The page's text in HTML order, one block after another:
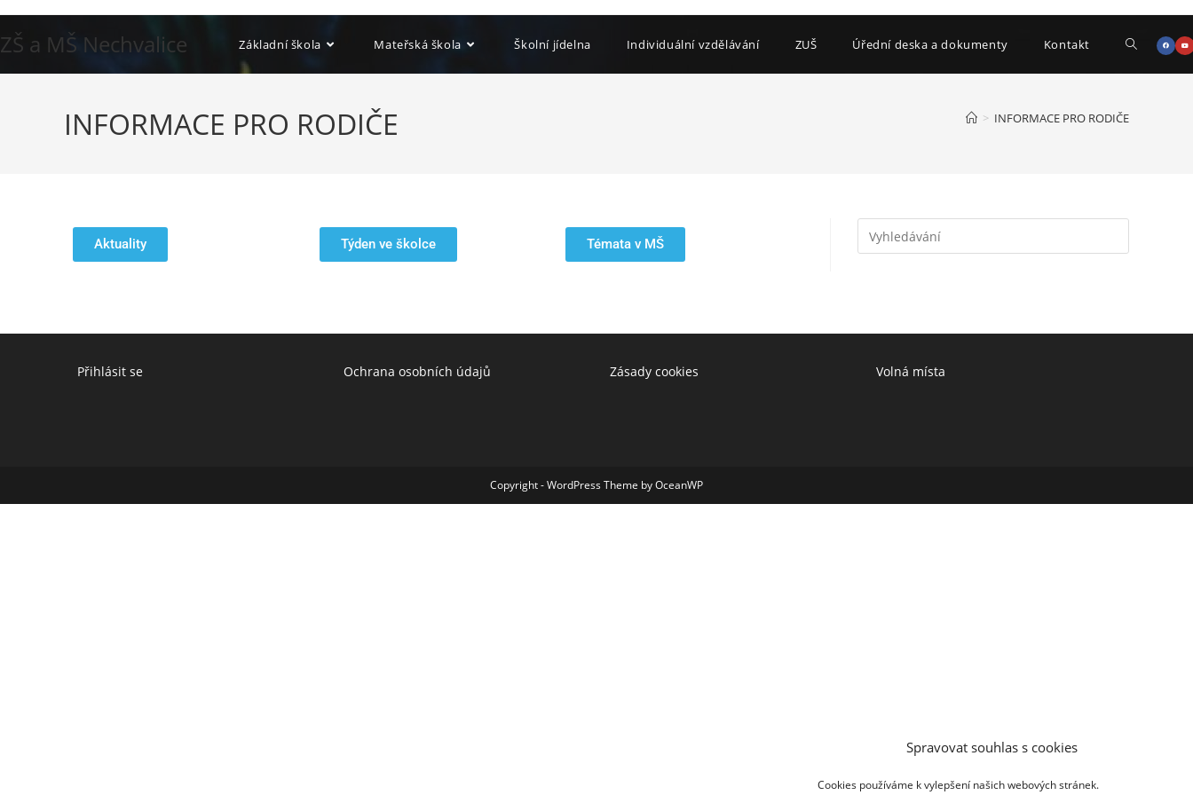
Spravovat souhlas s cookies
Cookies používáme k vylepšení našich webových stránek.
ZŠ a MŠ Nechvalice Základní škola Mateřská škola Školní jídelna Individuální vzdělávání ZUŠ Úřední deska a dokumenty Kontakt
INFORMACE PRO RODIČE > INFORMACE PRO RODIČE
Aktuality Týden ve školce Témata v MŠ
Přihlásit se Ochrana osobních údajů Zásady cookies Volná místa
Copyright - WordPress Theme by OceanWP